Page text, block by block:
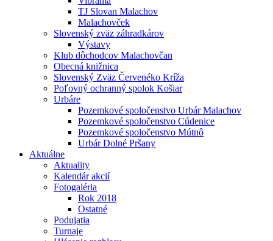
TJ Slovan Malachov
Malachovček
Slovenský zväz záhradkárov
Výstavy
Klub dôchodcov Malachovčan
Obecná knižnica
Slovenský Zväz Červenéko Kríža
Poľovný ochranný spolok Košiar
Urbáre
Pozemkové spoločenstvo Urbár Malachov
Pozemkové spoločenstvo Cúdenice
Pozemkové spoločenstvo Mútnô
Urbár Dolné Pršany
Aktuálne
Aktuality
Kalendár akcií
Fotogaléria
Rok 2018
Ostatné
Podujatia
Turnaje